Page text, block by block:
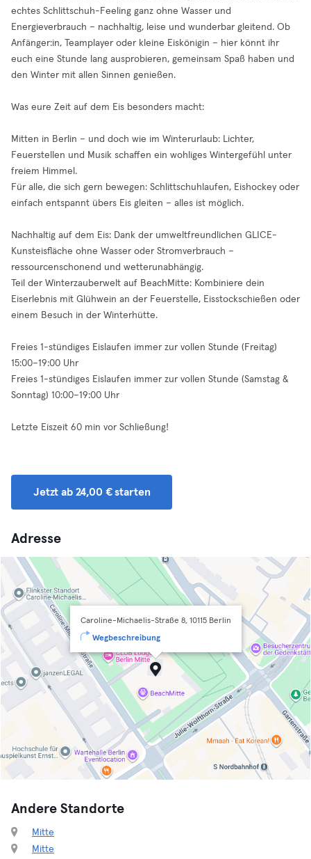
echtes Schlittschuh-Feeling ganz ohne Wasser und
Energieverbrauch – nachhaltig, leise und wunderbar gleitend. Ob
Anfänger:in, Teamplayer oder kleine Eiskönigin – hier könnt ihr
euch eine Stunde lang ausprobieren, gemeinsam Spaß haben und
den Winter mit allen Sinnen genießen.
Was eure Zeit auf dem Eis besonders macht:
Mitten in Berlin – und doch wie im Winterurlaub: Lichter,
Feuerstellen und Musik schaffen ein wohliges Wintergefühl unter
freiem Himmel.
Für alle, die sich gern bewegen: Schlittschuhlaufen, Eishockey oder
einfach entspannt übers Eis gleiten – alles ist möglich.
Nachhaltig auf dem Eis: Dank der umweltfreundlichen GLICE-
Kunsteisfläche ohne Wasser oder Stromverbrauch –
ressourcenschonend und wetterunabhängig.
Teil der Winterzauberwelt auf BeachMitte: Kombiniere dein
Eiserlebnis mit Glühwein an der Feuerstelle, Eisstockschießen oder
einem Besuch in der Winterhütte.
Freies 1-stündiges Eislaufen immer zur vollen Stunde (Freitag)
15:00–19:00 Uhr
Freies 1-stündiges Eislaufen immer zur vollen Stunde (Samstag &
Sonntag) 10:00–19:00 Uhr
Letzte Eiszeit 60 min vor Schließung!
Jetzt ab 24,00 € starten
Adresse
Caroline-Michaelis-Straße 8, 10115 Berlin
Wegbeschreibung
Andere Standorte
Mitte
Mitte